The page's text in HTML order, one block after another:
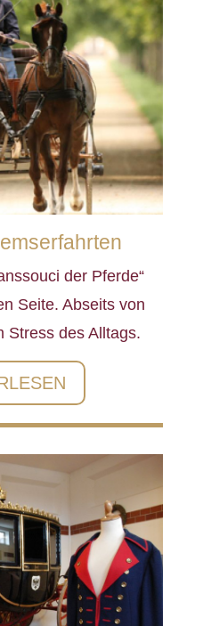
der Pferde“
Seite. Abseits von
Stress des Alltags.